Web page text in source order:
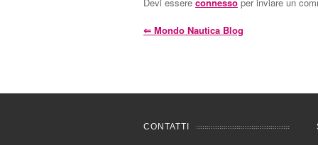
⇐ Mondo Nautica Blog
CONTATTI